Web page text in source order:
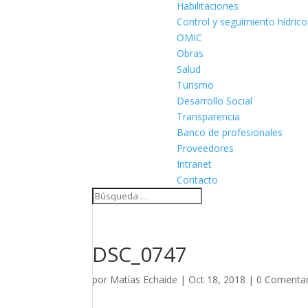
Habilitaciones
Control y seguimiento hídrico
OMIC
Obras
Salud
Turismo
Desarrollo Social
Transparencia
Banco de profesionales
Proveedores
Intranet
Contacto
DSC_0747
por Matías Echaide | Oct 18, 2018 | 0